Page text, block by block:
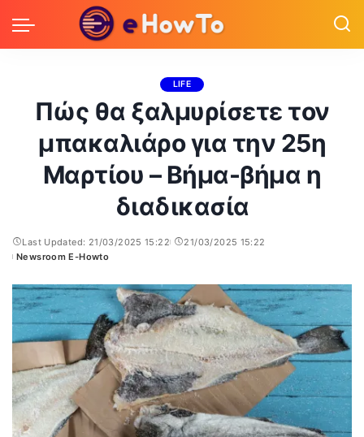
LIFE
Πώς θα ξαλμυρίσετε τον
μπακαλιάρο για την 25η
Μαρτίου – Βήμα-βήμα η
διαδικασία
Last Updated: 21/03/2025 15:22
21/03/2025 15:22
Posted
Newsroom E-Howto